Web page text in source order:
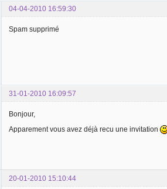
04-04-2010 16:59:30
Spam supprimé
31-01-2010 16:09:57
Bonjour,
Apparement vous avez déjà recu une invitation
20-01-2010 15:10:44